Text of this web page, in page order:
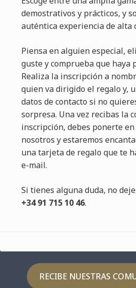
demostrativos y prácticos, y
auténtica experiencia de alta
Piensa en alguien especial,
guste y comprueba que haya
Realiza la inscripción a
quien va dirigido el regalo y,
datos de contacto si no
sorpresa. Una vez recibas la
inscripción, debes ponerte en
nosotros y estaremos
una tarjeta de regalo que te
e-mail.
Si tienes alguna duda, no
+34 91 715 10 46.
RECIBE NUESTRAS